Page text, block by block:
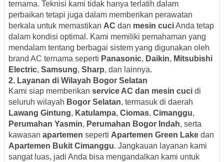
ternama. Teknisi kami tidak hanya terlatih dalam
perbaikan tetapi juga dalam memberikan perawatan
berkala untuk memastikan AC dan mesin cuciAnda tetap
dalam kondisi optimal. Kami memiliki pemahaman yang
mendalam tentang berbagai sistem yang digunakan oleh
brand AC ternama seperti Panasonic, Daikin, Mitsubishi
Electric, Samsung, Sharp, dan lainnya.
2. Layanan di Wilayah Bogor Selatan
Kami siap memberikan service AC dan mesin cuci di
seluruh wilayah Bogor Selatan, termasuk di daerah
Lawang Gintung, Katulampa, Ciomas, Cimanggu,
Perumahan Yasmin, Perumahan Bogor Indah, serta
kawasan apartemen seperti Apartemen Green Lake dan
Apartemen Bukit Cimanggu. Jangkauan layanan kami
sangat luas, jadi Anda bisa mengandalkan kami untuk